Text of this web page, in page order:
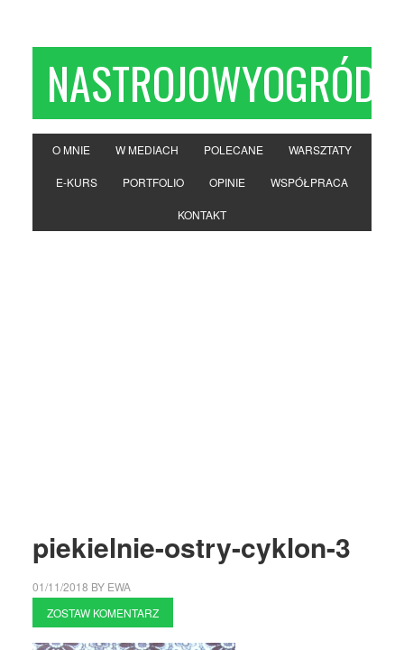
NASTROJOWYOGRÓD
O MNIE W MEDIACH POLECANE WARSZTATY
E-KURS PORTFOLIO OPINIE WSPÓŁPRACA
KONTAKT
piekielnie-ostry-cyklon-3
01/11/2018 BY EWA
ZOSTAW KOMENTARZ